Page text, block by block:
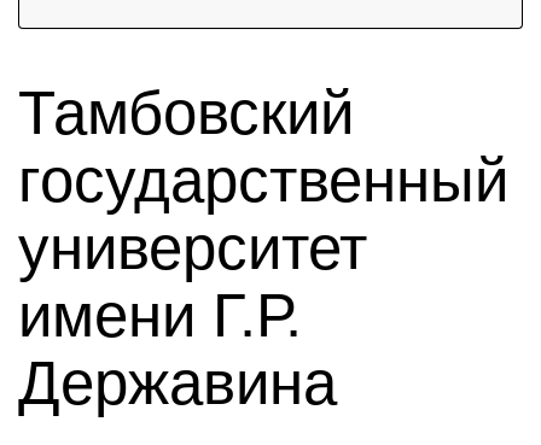
Тамбовский
государственный
университет
имени Г.Р.
Державина